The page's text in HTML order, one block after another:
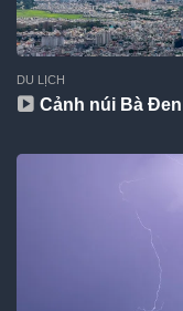
DU LỊCH
Cảnh núi Bà